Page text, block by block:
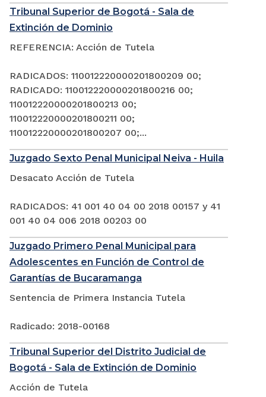
Tribunal Superior de Bogotá - Sala de
Extinción de Dominio
REFERENCIA: Acción de Tutela
RADICADOS: 110012220000201800209 00;
RADICADO: 110012220000201800216 00;
110012220000201800213 00;
110012220000201800211 00;
110012220000201800207 00;...
Juzgado Sexto Penal Municipal Neiva - Huila
Desacato Acción de Tutela
RADICADOS: 41 001 40 04 00 2018 00157 y 41
001 40 04 006 2018 00203 00
Juzgado Primero Penal Municipal para
Adolescentes en Función de Control de
Garantías de Bucaramanga
Sentencia de Primera Instancia Tutela
Radicado: 2018-00168
Tribunal Superior del Distrito Judicial de
Bogotá - Sala de Extinción de Dominio
Acción de Tutela